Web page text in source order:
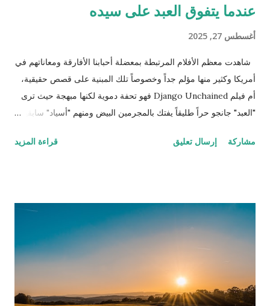
عندما يتفوق العبد على سيده
أغسطس 27, 2025
شاهدت معظم الأفلام المرتبطة بمعضلة أحبابنا الأفارقة ومعاناتهم في
أمريكا وكثير منها مؤلم جداً وخصوصاً تلك المبنية على قصص حقيقية،
أم فيلم Django Unchained فهو تحفة دموية لكنها مبهجة حيث ترى
"العبد" جانجو حراً طليقاً يفتك بالمجرمين البيض ومنهم "أسياد" سابقين
الحكومة جوائز نقدية. ننتقل إلى المشهد الذي يترقب فيه المشاهد
كمان) الذي قرر مساعدته لتحرير زوجته من العبودية بعد أن عرف أنها
تعيش في مزرعة الإقطاعي كاندي الذي يمتلك الكثير من العبيد (اللي
بده يحضر الفيلم ما يكمل قراءة!). تسير كل الأمور على ما يرام حتى
يلاحظ رئيس الخدم علاقة خفية صعب إخفاءها بين الزوج وزوجته، وقد
كان رئيس الخدم ستيفين معروف بولائه الذي لا يعرف الحدود
والمصلحة المادية بل ظهر متيماً بسيده وأكثر غلظة منه على سائر
مشاركة إرسال تعليق قراءة المزيد